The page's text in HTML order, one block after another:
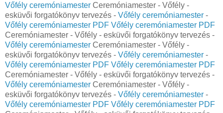
Vőfély ceremóniamester Ceremóniamester - Vőfély -
esküvői forgatókönyv tervezés - Vőfély ceremóniamester -
Vőfély ceremóniamester PDF Vőfély ceremóniamester PDF
Ceremóniamester - Vőfély - esküvői forgatókönyv tervezés -
Vőfély ceremóniamester Ceremóniamester - Vőfély -
esküvői forgatókönyv tervezés - Vőfély ceremóniamester -
Vőfély ceremóniamester PDF Vőfély ceremóniamester PDF
Ceremóniamester - Vőfély - esküvői forgatókönyv tervezés -
Vőfély ceremóniamester Ceremóniamester - Vőfély -
esküvői forgatókönyv tervezés - Vőfély ceremóniamester -
Vőfély ceremóniamester PDF Vőfély ceremóniamester PDF